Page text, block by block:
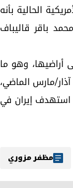
الحالية بأنه
باقر قاليباف
وهو ما
مارس الماضي،
استهدف إيران في
مظفر مزوري